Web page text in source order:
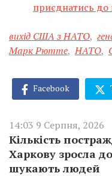
приєднатись до
вихід США з НАТО,
Марк Рютте, НАТО,
Facebook
14:03 9 Серпня, 2026
Кількість
Харкову зросла
шукають людей